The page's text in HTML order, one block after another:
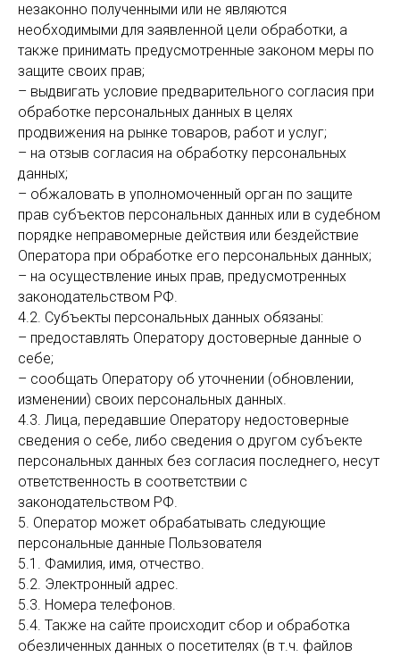
незаконно полученными или не являются
необходимыми для заявленной цели обработки, а
также принимать предусмотренные законом меры по
защите своих прав;
– выдвигать условие предварительного согласия при
обработке персональных данных в целях
продвижения на рынке товаров, работ и услуг;
– на отзыв согласия на обработку персональных
данных;
– обжаловать в уполномоченный орган по защите
прав субъектов персональных данных или в судебном
порядке неправомерные действия или бездействие
Оператора при обработке его персональных данных;
– на осуществление иных прав, предусмотренных
законодательством РФ.
4.2. Субъекты персональных данных обязаны:
– предоставлять Оператору достоверные данные о
себе;
– сообщать Оператору об уточнении (обновлении,
изменении) своих персональных данных.
4.3. Лица, передавшие Оператору недостоверные
сведения о себе, либо сведения о другом субъекте
персональных данных без согласия последнего, несут
ответственность в соответствии с
законодательством РФ.
5. Оператор может обрабатывать следующие
персональные данные Пользователя
5.1. Фамилия, имя, отчество.
5.2. Электронный адрес.
5.3. Номера телефонов.
5.4. Также на сайте происходит сбор и обработка
обезличенных данных о посетителях (в т.ч. файлов